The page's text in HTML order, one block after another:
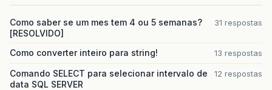
Como saber se um mes tem 4 ou 5 semanas?
[RESOLVIDO]
31 respostas
Como converter inteiro para string! 13 respostas
Comando SELECT para selecionar intervalo de
data SQL SERVER
12 respostas